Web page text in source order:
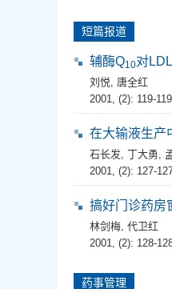
短篇报道
辅酶Q10对
刘悦, 唐全红
2001, (2): 119-
在大输液生产
石长发, 丁大勇,
2001, (2): 127-
搞好门诊药房
林剑梅, 代卫红
2001, (2): 128-
药事管理